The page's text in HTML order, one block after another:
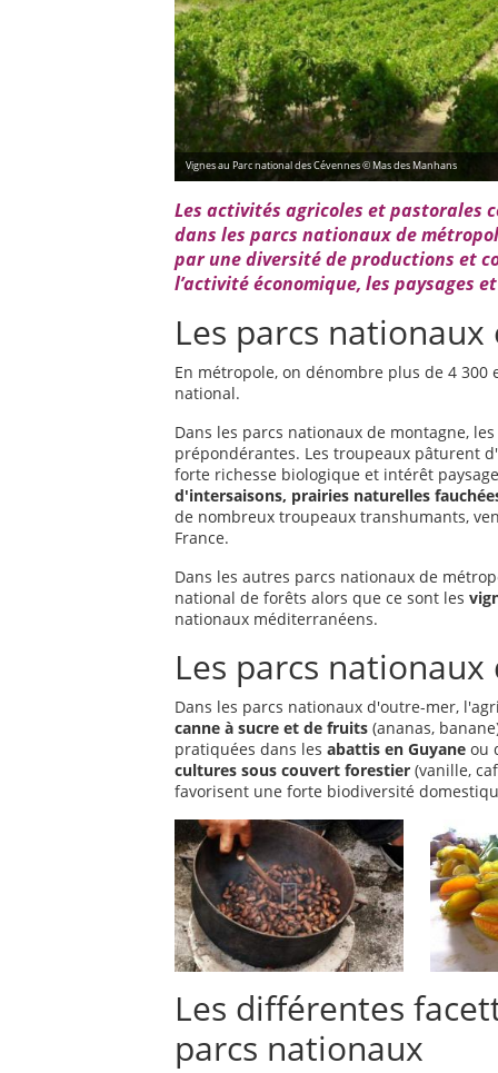
Vignes au Parc national des Cévennes © Mas des Manhans
Les activités agricoles et pastorales
dans les parcs nationaux de
par une diversité de productions et
l’activité économique, les paysages
Les parcs
En métropole, on dénombre plus de 4
national.
Dans les parcs nationaux de montagne,
prépondérantes. Les troupeaux pâturent
forte richesse biologique et intérêt
d'intersaisons, prairies naturelles
de nombreux troupeaux transhumants,
France.
Dans les autres parcs nationaux de
national de forêts alors que ce sont les
nationaux méditerranéens.
Les parcs
Dans les parcs nationaux d'outre-mer,
canne à sucre et de fruits (ananas,
pratiquées dans les abattis en Guyane ou
cultures sous couvert forestier (vanille,
favorisent une forte biodiversité
Les différentes
parcs nationaux